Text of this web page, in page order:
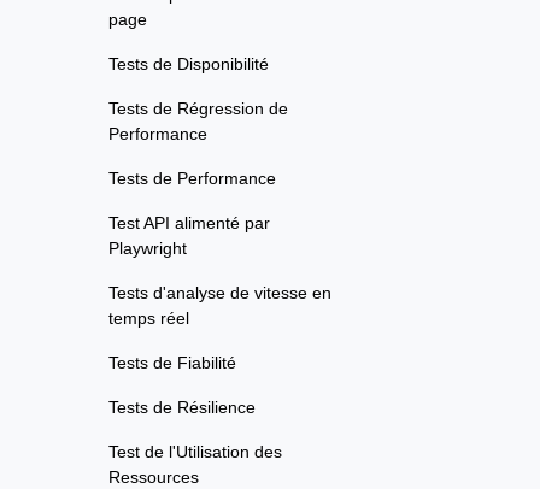
page
Tests de Disponibilité
Tests de Régression de
Performance
Tests de Performance
Test API alimenté par
Playwright
Tests d'analyse de vitesse en
temps réel
Tests de Fiabilité
Tests de Résilience
Test de l'Utilisation des
Ressources